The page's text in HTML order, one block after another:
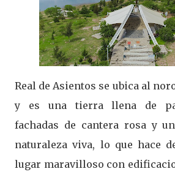
Real de Asientos se ubica al
y es una tierra llena de
fachadas de cantera rosa y
naturaleza viva, lo que hace
lugar maravilloso con